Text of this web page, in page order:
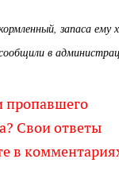
запаса
в
пропавшего
Свои ответы
в